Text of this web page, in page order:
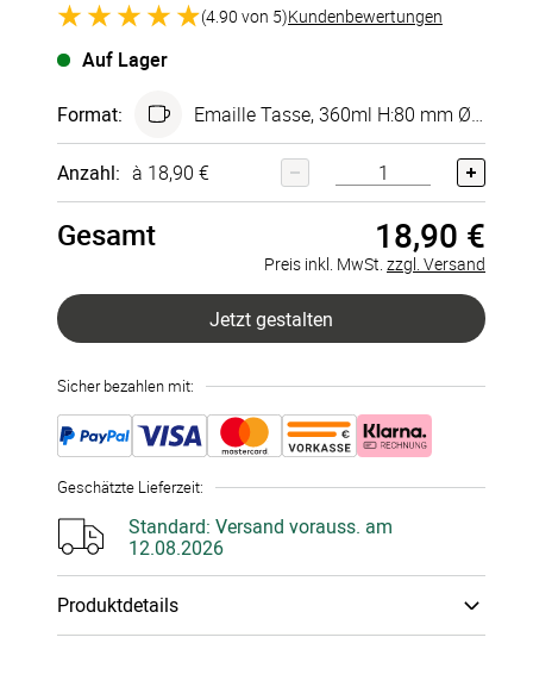
(4.90 von 5)Kundenbewertungen
Auf Lager
Format: Emaille Tasse, 360ml H:80 mm Ø80 mm
Anzahl: à 18,90 €
Gesamt 18,90 €
Preis inkl. MwSt. zzgl. Versand
Jetzt gestalten
Sicher bezahlen mit:
Geschätzte Lieferzeit:
Standard: Versand vorauss. am
12.08.2026
Produktdetails